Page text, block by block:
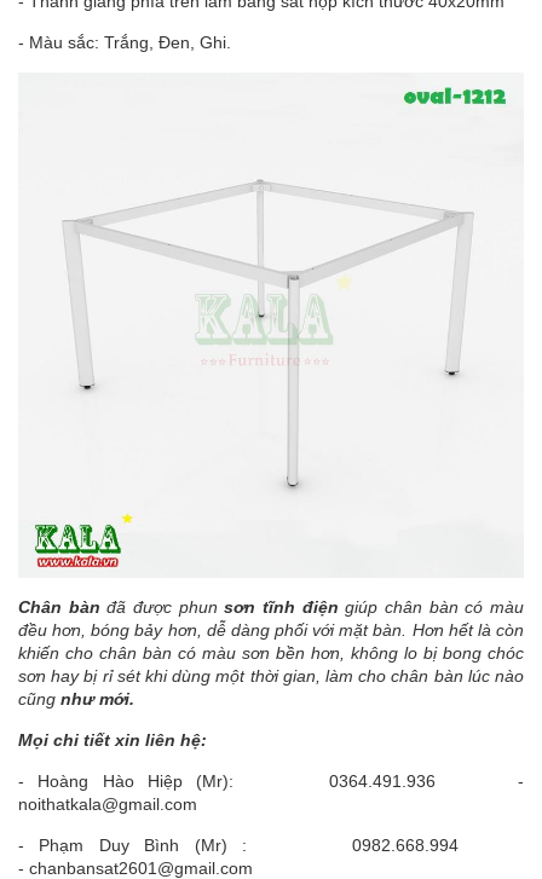
- Màu sắc: Trắng, Đen, Ghi.
Chân bàn đã được phunsơn tĩnh điện giúp chân bàn có màu
đều hơn, bóng bảy hơn, dễ dàng phối với mặt bàn. Hơn hết là còn
khiến cho chân bàn có màu sơn bền hơn, không lo bị bong chóc
sơn hay bị rỉ sét khi dùng một thời gian, làm cho chân bàn lúc nào
cũng như mới.
Mọi chi tiết xin liên hệ:
- Hoàng Hào Hiệp (Mr): 0364.491.936 -
noithatkala@gmail.com
- Phạm Duy Bình (Mr) : 0982.668.994
- chanbansat2601@gmail.com